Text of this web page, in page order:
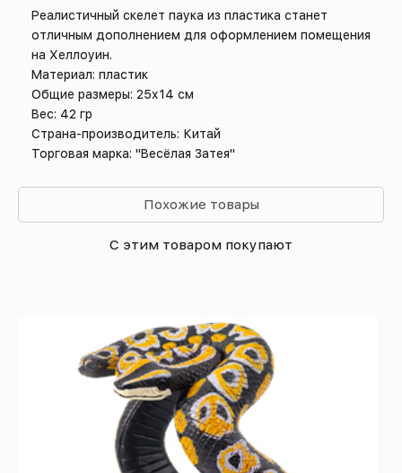
Реалистичный скелет паука из пластика станет
отличным дополнением для оформлением помещения
на Хеллоуин.
Материал: пластик
Общие размеры: 25х14 см
Вес: 42 гр
Страна-производитель: Китай
Торговая марка: "Весёлая Затея"
Похожие товары
С этим товаром покупают